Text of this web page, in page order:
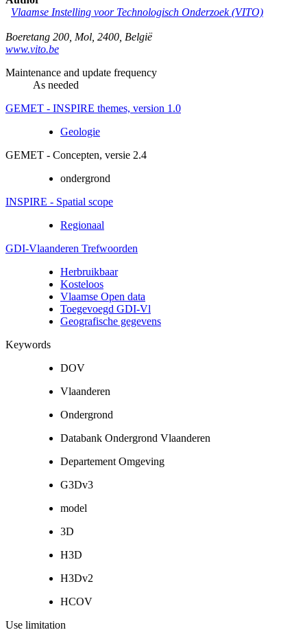
Vlaamse Instelling voor Technologisch Onderzoek (VITO)
Boeretang 200 Mol 2400 België
www.vito.be
Maintenance and update frequency
As needed
GEMET - INSPIRE themes, version 1.0
Geologie
GEMET - Concepten, versie 2.4
ondergrond
INSPIRE - Spatial scope
Regionaal
GDI-Vlaanderen Trefwoorden
Herbruikbaar
Kosteloos
Vlaamse Open data
Toegevoegd GDI-Vl
Geografische gegevens
Keywords
DOV
Vlaanderen
Ondergrond
Databank Ondergrond Vlaanderen
Departement Omgeving
G3Dv3
model
3D
H3D
H3Dv2
HCOV
Use limitation